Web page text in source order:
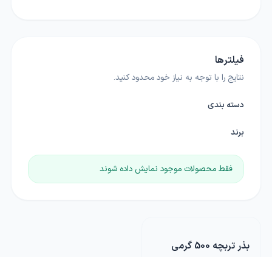
فیلترها
نتایج را با توجه به نیاز خود محدود کنید.
دسته بندی
برند
فقط محصولات موجود نمایش داده شوند
بذر تربچه 500 گرمی